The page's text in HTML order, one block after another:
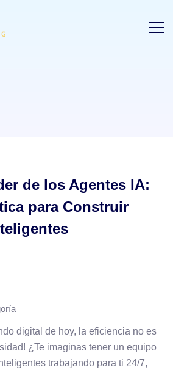
de los Agentes IA:
para Construir
digital de hoy, la eficiencia no es
¿Te imaginas tener un equipo
trabajando para ti 24/7,